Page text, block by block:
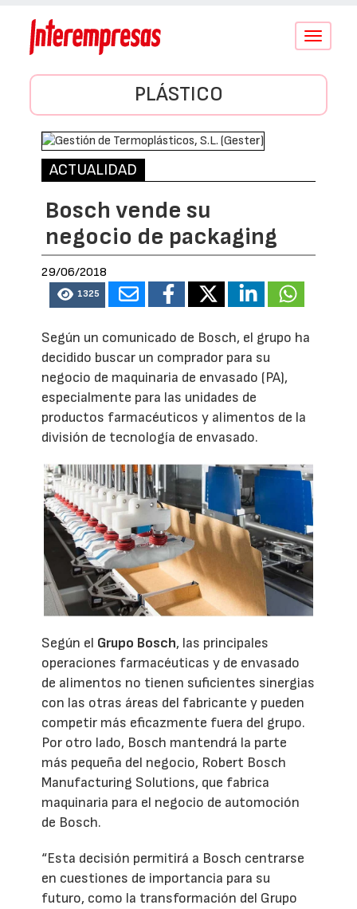
Conmutar
PLÁSTICO
ACTUALIDAD
Bosch vende su
negocio de packaging
29/06/2018
1325
Según un comunicado de Bosch, el grupo ha
decidido buscar un comprador para su
negocio de maquinaria de envasado (PA),
especialmente para las unidades de
productos farmacéuticos y alimentos de la
división de tecnología de envasado.
Según el Grupo Bosch, las principales
operaciones farmacéuticas y de envasado
de alimentos no tienen suficientes sinergias
con las otras áreas del fabricante y pueden
competir más eficazmente fuera del grupo.
Por otro lado, Bosch mantendrá la parte
más pequeña del negocio, Robert Bosch
Manufacturing Solutions, que fabrica
maquinaria para el negocio de automoción
de Bosch.
“Esta decisión permitirá a Bosch centrarse
en cuestiones de importancia para su
futuro, como la transformación del Grupo